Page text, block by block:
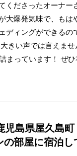
くださったオーナー
大爆発気味で、も
ディングができる
きい声では言えま
まっています！ ぜ
児島県屋久島
部屋に宿泊し